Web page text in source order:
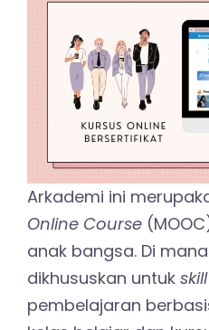
Arkademi ini
Online Course
anak bangsa. Di
dikhususkan untuk
pembelajaran